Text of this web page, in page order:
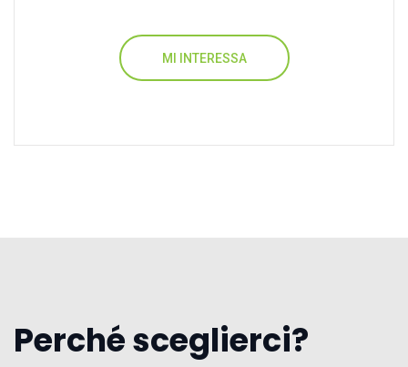
MI INTERESSA
Perché sceglierci?